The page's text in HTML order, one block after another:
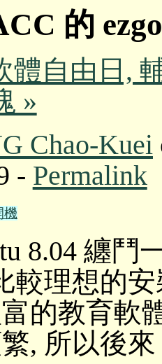
的
體自由日,
»
Chao-Kuei
- Permalink
機
8.04 纏鬥
較理想的
的教育軟
, 所以後來